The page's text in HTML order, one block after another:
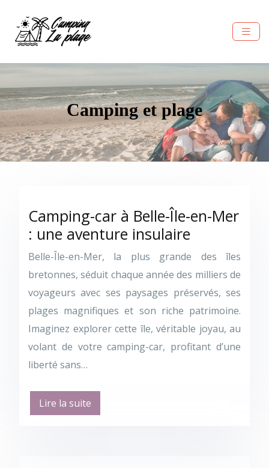
Camping et plage
Camping-car à Belle-Île-en-Mer
: une aventure insulaire
Belle-Île-en-Mer, la plus grande des îles
bretonnes, séduit chaque année des milliers de
voyageurs avec ses paysages préservés, ses
plages magnifiques et son riche patrimoine.
Imaginez explorer cette île, véritable joyau, au
volant de votre camping-car, profitant d’une
liberté sans…
Lire la suite